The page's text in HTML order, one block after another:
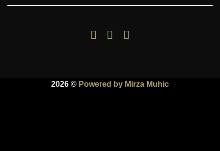
2026 © Powered by Mirza Muhic